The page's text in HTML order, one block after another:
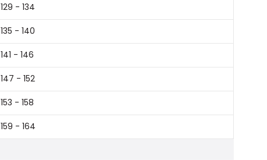
129 - 134
135 - 140
141 - 146
147 - 152
153 - 158
159 - 164